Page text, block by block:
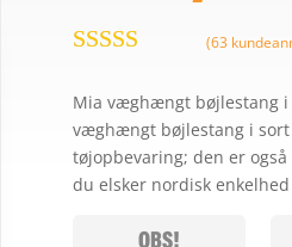
som4.6ud
af 5 baseret
på
kundebedø
mmelser
(63
Mia væghængt bøjlestang
væghængt bøjlestang i
tøjopbevaring; den er
du elsker nordisk